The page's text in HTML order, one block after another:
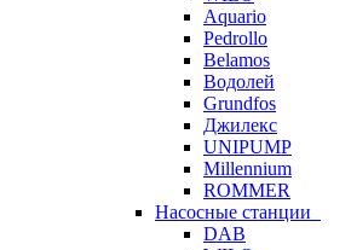
Aquario
Pedrollo
Belamos
Водолей
Grundfos
Джилекс
UNIPUMP
Millennium
ROMMER
Насосные станции
DAB